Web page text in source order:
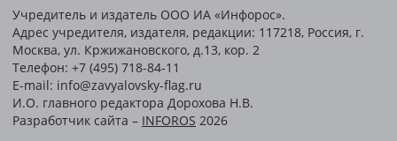
Учредитель и издатель ООО ИА «Инфорос».
Адрес учредителя, издателя, редакции: 117218, Россия, г.
Москва, ул. Кржижановского, д.13, кор. 2
Телефон: +7 (495) 718-84-11
E-mail: info@zavyalovsky-flag.ru
И.О. главного редактора Дорохова Н.В.
Разработчик сайта – INFOROS 2026